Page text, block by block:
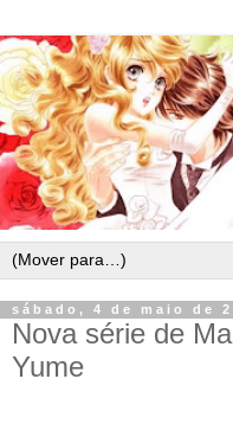
sábado, 4 de maio de
Nova série de
Yume